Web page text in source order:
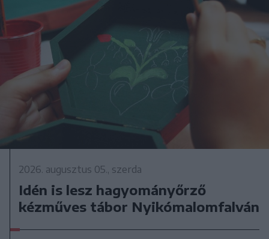
2026. augusztus 05., szerda
Idén is lesz hagyományőrző
kézműves tábor Nyikómalomfalván